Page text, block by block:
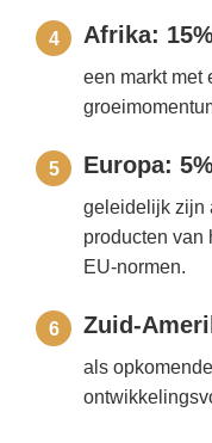
4 Afrika:
een markt met
5 Europa:
geleidelijk zijn
producten van
EU-normen.
6 Zuid-
als